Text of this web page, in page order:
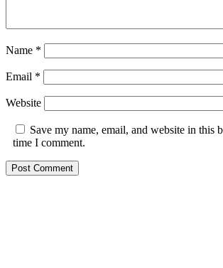
Name *
Email *
Website
Save my name, email, and website in this
time I comment.